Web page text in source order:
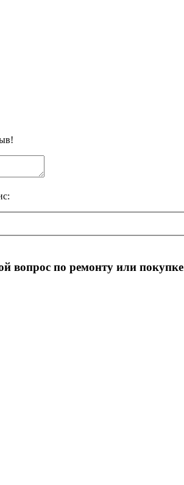
вопрос по ремонту или покупке